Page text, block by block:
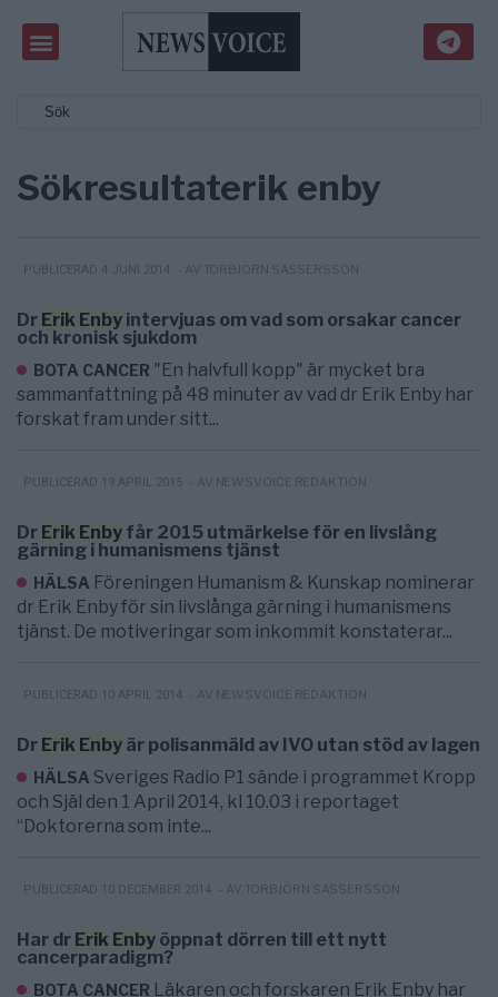
Sökresultaterik enby
PUBLICERAD 4 JUNI 2014 - AV TORBJÖRN SASSERSSON
Dr Erik Enby intervjuas om vad som orsakar cancer
och kronisk sjukdom
BOTA CANCER "En halvfull kopp" är mycket bra
sammanfattning på 48 minuter av vad dr Erik Enby har
forskat fram under sitt...
PUBLICERAD 19 APRIL 2015 - AV NEWSVOICE REDAKTION
Dr Erik Enby får 2015 utmärkelse för en livslång
gärning i humanismens tjänst
HÄLSA Föreningen Humanism & Kunskap nominerar
dr Erik Enby för sin livslånga gärning i humanismens
tjänst. De motiveringar som inkommit konstaterar...
PUBLICERAD 10 APRIL 2014 - AV NEWSVOICE REDAKTION
Dr Erik Enby är polisanmäld av IVO utan stöd av lagen
HÄLSA Sveriges Radio P1 sände i programmet Kropp
och Själ den 1 April 2014, kl 10.03 i reportaget
“Doktorerna som inte...
PUBLICERAD 10 DECEMBER 2014 - AV TORBJÖRN SASSERSSON
Har dr Erik Enby öppnat dörren till ett nytt
cancerparadigm?
BOTA CANCER Läkaren och forskaren Erik Enby har